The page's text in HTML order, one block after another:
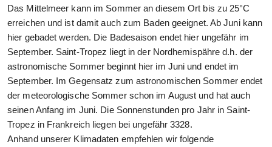
Das Mittelmeer kann im Sommer an diesem Ort bis zu 25°C
erreichen und ist damit auch zum Baden geeignet. Ab Juni kann
hier gebadet werden. Die Badesaison endet hier ungefähr im
September. Saint-Tropez liegt in der Nordhemispähre d.h. der
astronomische Sommer beginnt hier im Juni und endet im
September. Im Gegensatz zum astronomischen Sommer endet
der meteorologische Sommer schon im August und hat auch
seinen Anfang im Juni. Die Sonnenstunden pro Jahr in Saint-
Tropez in Frankreich liegen bei ungefähr 3328.
Anhand unserer Klimadaten empfehlen wir folgende